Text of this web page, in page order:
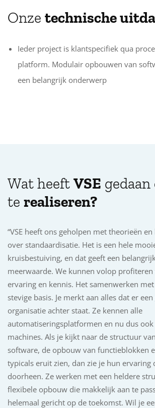
Onze technische
Ieder project is klantspecifiek qua
platform. Modulair opbouwen van
een belangrijk onderwerp
Wat heeftVSE
te realiseren?
“VSE heeft ons geholpen met theorieën
over standaardisatie. Het is een hele
kruisbestuiving, en dat geeft een
meerwaarde. We kunnen volop profiteren
ervaring en kennis. Het samenwerken met
stevige basis. Je merkt aan alles dat er een
organisatie achter staat. Ze kennen alle
automatiseringsplatformen en nu dus ook
machines. Als je kijkt naar de structuur
software, de opbouw van functieblokken
typicals eruit zien, dan zie je hun ervaring
doorheen. Ze werken met een heldere
flexibele opbouw die makkelijk aan te
helemaal gericht op de toekomst. Wil je